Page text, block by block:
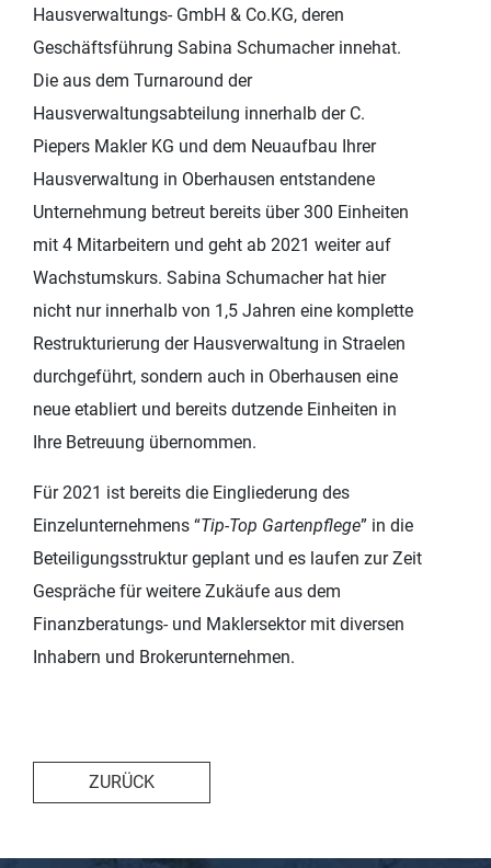
Hausverwaltungs- GmbH & Co.KG, deren
Geschäftsführung Sabina Schumacher innehat.
Die aus dem Turnaround der
Hausverwaltungsabteilung innerhalb der C.
Piepers Makler KG und dem Neuaufbau Ihrer
Hausverwaltung in Oberhausen entstandene
Unternehmung betreut bereits über 300 Einheiten
mit 4 Mitarbeitern und geht ab 2021 weiter auf
Wachstumskurs. Sabina Schumacher hat hier
nicht nur innerhalb von 1,5 Jahren eine komplette
Restrukturierung der Hausverwaltung in Straelen
durchgeführt, sondern auch in Oberhausen eine
neue etabliert und bereits dutzende Einheiten in
Ihre Betreuung übernommen.
Für 2021 ist bereits die Eingliederung des
Einzelunternehmens “Tip-Top Gartenpflege” in die
Beteiligungsstruktur geplant und es laufen zur Zeit
Gespräche für weitere Zukäufe aus dem
Finanzberatungs- und Maklersektor mit diversen
Inhabern und Brokerunternehmen.
ZURÜCK